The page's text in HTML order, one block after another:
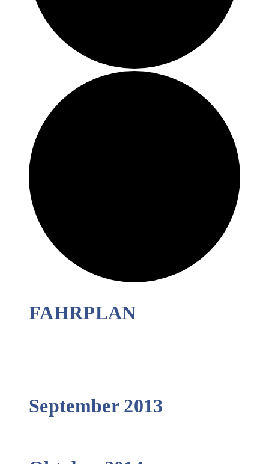
FAHRPLAN
September 2013